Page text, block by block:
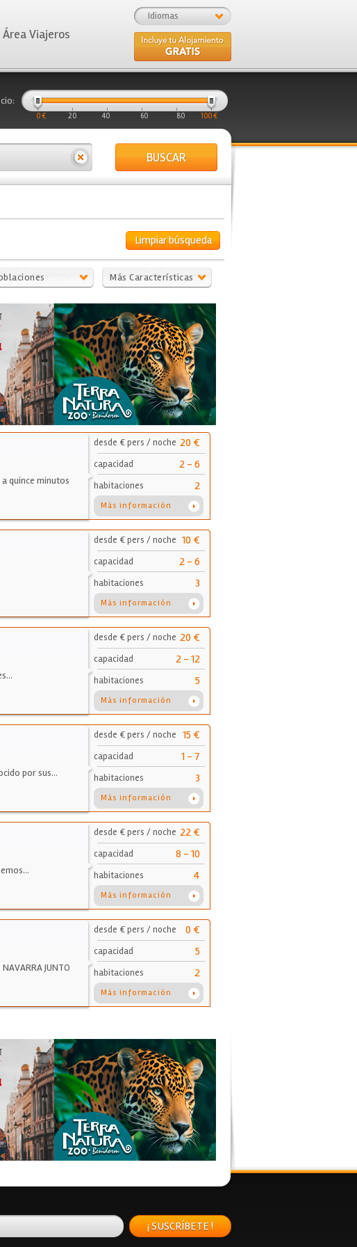
Idiomas
Área Viajeros
0 € 20 40 60 80 100 €
BUSCAR
Limpiar búsqueda
Más Características
quince minutos
desde € pers / noche 20 €
capacidad 2 - 6
habitaciones 2
Más información
desde € pers / noche 10 €
capacidad 2 - 6
habitaciones 3
Más información
desde € pers / noche 20 €
capacidad 2 - 12
habitaciones 5
Más información
por sus…
desde € pers / noche 15 €
capacidad 1 - 7
habitaciones 3
Más información
desde € pers / noche 22 €
capacidad 8 - 10
habitaciones 4
Más información
JUNTO
desde € pers / noche 0 €
capacidad 5
habitaciones 2
Más información
¡ SUSCRÍBETE !